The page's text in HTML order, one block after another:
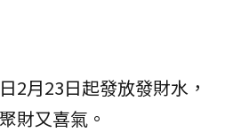
2月23日起發放發財水，
財又喜氣。